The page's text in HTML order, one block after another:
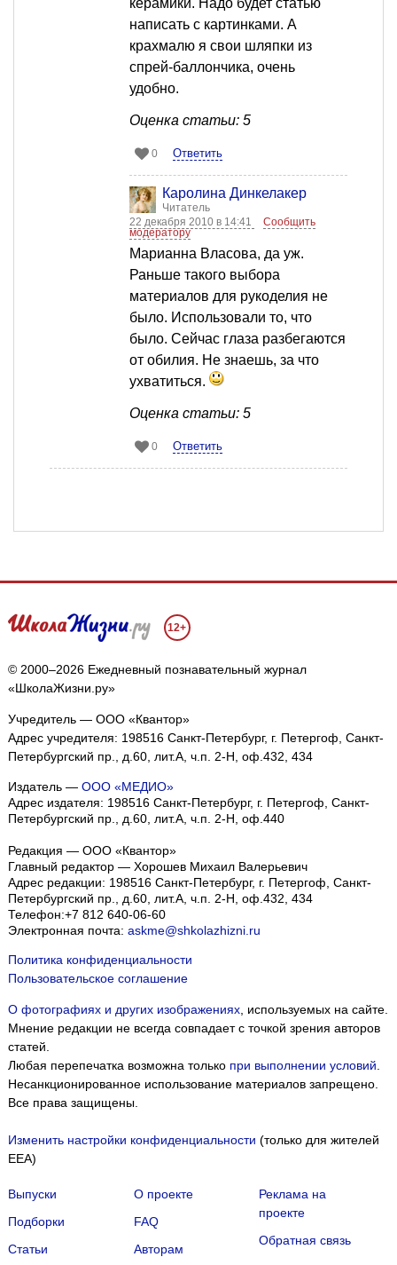
керамики. Надо будет статью
написать с картинками. А
крахмалю я свои шляпки из
спрей-баллончика, очень
удобно.
Оценка статьи: 5
0 Ответить
Каролина Динкелакер
Читатель
22 декабря 2010 в 14:41
Сообщить
модератору
Марианна Власова, да уж.
Раньше такого выбора
материалов для рукоделия не
было. Использовали то, что
было. Сейчас глаза разбегаются
от обилия. Не знаешь, за что
ухватиться.
Оценка статьи: 5
0 Ответить
12+
© 2000–2026 Ежедневный познавательный журнал
«ШколаЖизни.ру»
Учредитель — ООО «Квантор»
Адрес учредителя: 198516 Санкт-Петербург, г. Петергоф, Санкт-
Петербургский пр., д.60, лит.А, ч.п. 2-Н, оф.432, 434
Издатель — ООО «МЕДИО»
Адрес издателя: 198516 Санкт-Петербург, г. Петергоф, Санкт-
Петербургский пр., д.60, лит.А, ч.п. 2-Н, оф.440
Редакция — ООО «Квантор»
Главный редактор — Хорошев Михаил Валерьевич
Адрес редакции: 198516 Санкт-Петербург, г. Петергоф, Санкт-
Петербургский пр., д.60, лит.А, ч.п. 2-Н, оф.432, 434
Телефон:+7 812 640-06-60
Электронная почта: askme@shkolazhizni.ru
Политика конфиденциальности
Пользовательское соглашение
О фотографиях и других изображениях, используемых на сайте.
Мнение редакции не всегда совпадает с точкой зрения авторов
статей.
Любая перепечатка возможна только при выполнении условий.
Несанкционированное использование материалов запрещено.
Все права защищены.
Изменить настройки конфиденциальности (только для жителей
EEA)
Выпуски
Подборки
Статьи
О проекте
FAQ
Авторам
Реклама на
проекте
Обратная связь